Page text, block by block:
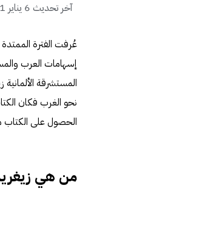
آخر تحديث 6 يناير 2021
عُرفت الفترة
إسهامات العرب
المستشرقة
الحصول على الكتاب
من هي